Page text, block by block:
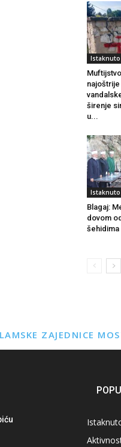
Istaknuto
širenje
u...
Istaknuto
Blagaj:
dovom
šehidima
ZAJEDNICE